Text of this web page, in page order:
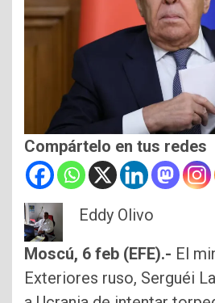
Compártelo en tus redes
Eddy Olivo
Moscú, 6 feb (EFE).- El
Exteriores ruso, Serguéi